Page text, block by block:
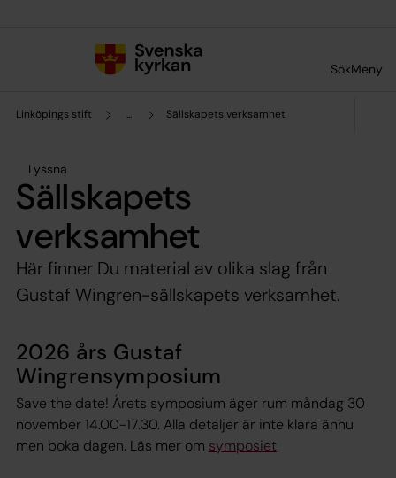
SökMeny
Linköpings stift ... Sällskapets verksamhet
Lyssna
Sällskapets
verksamhet
Här finner Du material av olika slag från
Gustaf Wingren-sällskapets verksamhet.
2026 års Gustaf
Wingrensymposium
Save the date! Årets symposium äger rum måndag 30
november 14.00-17.30. Alla detaljer är inte klara ännu
men boka dagen. Läs mer om symposiet